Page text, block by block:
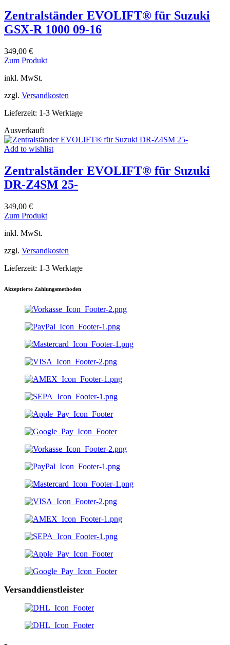
gewählt
werden
Zentralständer EVOLIFT® für Suzuki
GSX-R 1000 09-16
349,00 €
Zum ProduktDieses
Varianten
Die
auf
der
gewählt
werden
inkl. MwSt.
zzgl. Versandkosten
Lieferzeit: 1-3 Werktage
Ausverkauft
Add to wishlist
Zentralständer EVOLIFT® für Suzuki
DR-Z4SM 25-
349,00 €
Zum ProduktDieses
Varianten
Die
können
der
gewählt
inkl. MwSt.
zzgl. Versandkosten
Lieferzeit: 1-3 Werktage
Akzeptierte Zahlungsmethoden
Versanddienstleister